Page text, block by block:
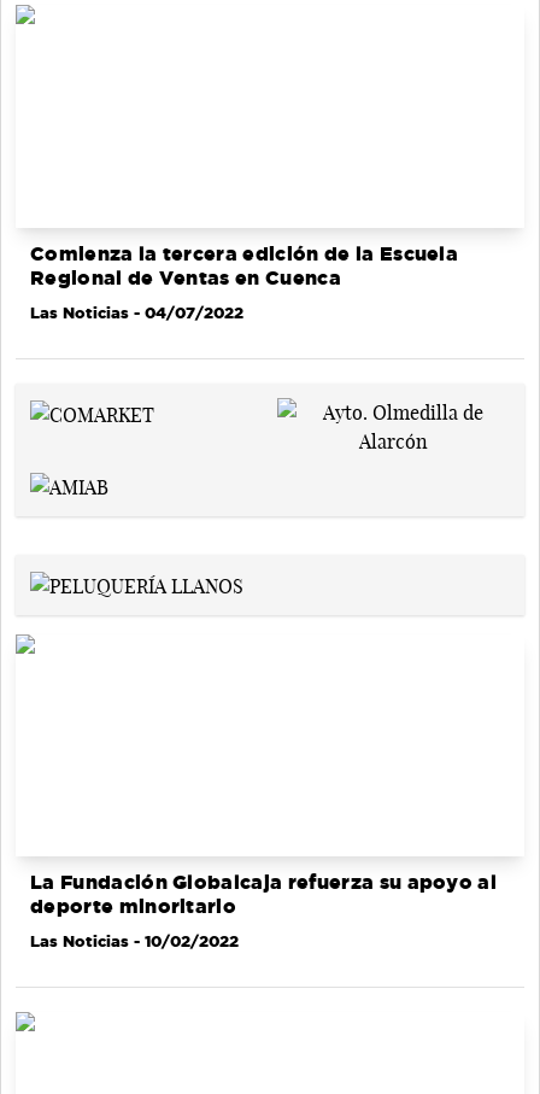
Comienza la tercera edición de la Escuela
Regional de Ventas en Cuenca
Las Noticias - 04/07/2022
La Fundación Globalcaja refuerza su apoyo al
deporte minoritario
Las Noticias - 10/02/2022